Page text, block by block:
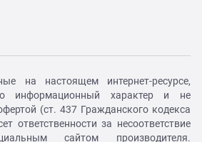
на настоящем интернет-ресурсе,
информационный характер и не
(ст. 437 Гражданского кодекса
ответственности за несоответствие
сайтом производителя.